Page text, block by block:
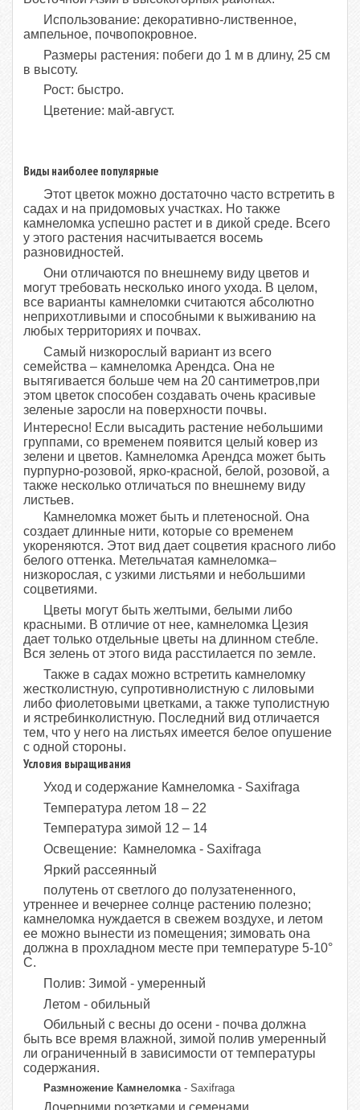
Использование: декоративно-лиственное,
ампельное, почвопокровное.
Размеры растения: побеги до 1 м в длину, 25 см
в высоту.
Рост: быстро.
Цветение: май-август.
Виды наиболее популярные
Этот цветок можно достаточно часто встретить в
садах и на придомовых участках. Но также
камнеломка успешно растет и в дикой среде. Всего
у этого растения насчитывается восемь
разновидностей.
Они отличаются по внешнему виду цветов и
могут требовать несколько иного ухода. В целом,
все варианты камнеломки считаются абсолютно
неприхотливыми и способными к выживанию на
любых территориях и почвах.
Самый низкорослый вариант из всего
семейства – камнеломка Арендса. Она не
вытягивается больше чем на 20 сантиметров,при
этом цветок способен создавать очень красивые
зеленые заросли на поверхности почвы.
Интересно! Если высадить растение небольшими
группами, со временем появится целый ковер из
зелени и цветов. Камнеломка Арендса может быть
пурпурно-розовой, ярко-красной, белой, розовой, а
также несколько отличаться по внешнему виду
листьев.
Камнеломка может быть и плетеносной. Она
создает длинные нити, которые со временем
укореняются. Этот вид дает соцветия красного либо
белого оттенка. Метельчатая камнеломка–
низкорослая, с узкими листьями и небольшими
соцветиями.
Цветы могут быть желтыми, белыми либо
красными. В отличие от нее, камнеломка Цезия
дает только отдельные цветы на длинном стебле.
Вся зелень от этого вида расстилается по земле.
Также в садах можно встретить камнеломку
жестколистную, супротивнолистную с лиловыми
либо фиолетовыми цветками, а также туполистную
и ястребинколистную. Последний вид отличается
тем, что у него на листьях имеется белое опушение
с одной стороны.
Условия выращивания
Уход и содержание Камнеломка - Saxifraga
Температура летом 18 – 22
Температура зимой 12 – 14
Освещение: Камнеломка - Saxifraga
Яркий рассеянный
полутень от светлого до полузатененного,
утреннее и вечернее солнце растению полезно;
камнеломка нуждается в свежем воздухе, и летом
ее можно вынести из помещения; зимовать она
должна в прохладном месте при температуре 5-10°
С.
Полив: Зимой - умеренный
Летом - обильный
Обильный с весны до осени - почва должна
быть все время влажной, зимой полив умеренный
ли ограниченный в зависимости от температуры
содержания.
Размножение Камнеломка - Saxifraga
Дочерними розетками и семенами.